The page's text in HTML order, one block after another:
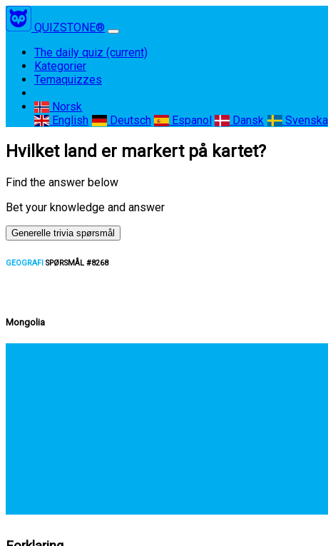
QUIZSTONE®
The daily quiz (current)
Kategorier
Temaquizzes
Norsk
English
Deutsch Espanol Dansk Svenska
Hvilket land er markert på kartet?
Find the answer below
Bet your knowledge and answer
Generelle trivia spørsmål
GEOGRAFI SPØRSMÅL #8268
Mongolia